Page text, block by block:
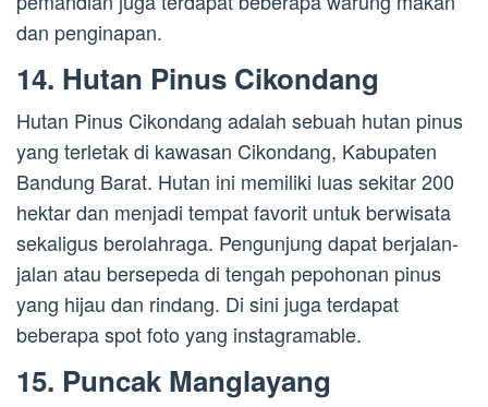
dan penginapan.
14. Hutan Pinus Cikondang
Hutan Pinus Cikondang adalah sebuah hutan pinus
yang terletak di kawasan Cikondang, Kabupaten
Bandung Barat. Hutan ini memiliki luas sekitar 200
hektar dan menjadi tempat favorit untuk berwisata
sekaligus berolahraga. Pengunjung dapat berjalan-
jalan atau bersepeda di tengah pepohonan pinus
yang hijau dan rindang. Di sini juga terdapat
beberapa spot foto yang instagramable.
15. Puncak Manglayang